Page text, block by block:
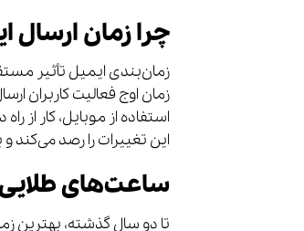
چرا زمان ارسال
زمان‌بندی ایمیل تأثیر
این تغییرات را رصد می‌کند
ساعت‌های طلایی